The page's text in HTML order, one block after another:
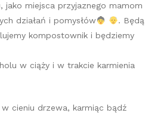
jako miejsca przyjaznego mamom
działań i pomysłów
. Będą
kompostownik i będziemy
w ciąży i w trakcie karmienia
cieniu drzewa, karmiąc bądź